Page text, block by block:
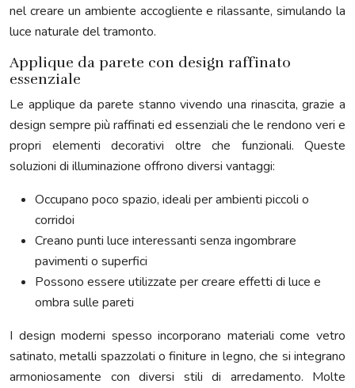
nel creare un ambiente accogliente e rilassante, simulando la
luce naturale del tramonto.
Applique da parete con design raffinato
essenziale
Le applique da parete stanno vivendo una rinascita, grazie a
design sempre più raffinati ed essenziali che le rendono veri e
propri elementi decorativi oltre che funzionali. Queste
soluzioni di illuminazione offrono diversi vantaggi:
Occupano poco spazio, ideali per ambienti piccoli o
corridoi
Creano punti luce interessanti senza ingombrare
pavimenti o superfici
Possono essere utilizzate per creare effetti di luce e
ombra sulle pareti
I design moderni spesso incorporano materiali come vetro
satinato, metalli spazzolati o finiture in legno, che si integrano
armoniosamente con diversi stili di arredamento. Molte